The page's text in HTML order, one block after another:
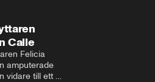
Calle
Felicia
amputerade
vidare till ett